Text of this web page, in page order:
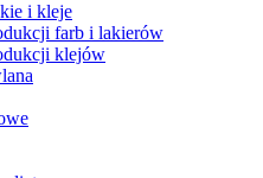
i kleje
farb i lakierów
klejów